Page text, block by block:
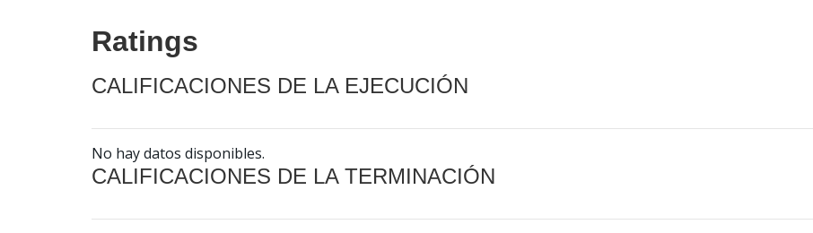
Ratings
CALIFICACIONES DE LA EJECUCIÓN
No hay datos disponibles.
CALIFICACIONES DE LA TERMINACIÓN